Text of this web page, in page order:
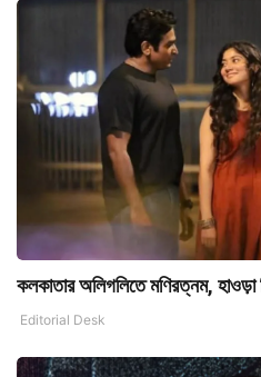
কলকাতার অলিগলিতে মণিরত্নম, হাওড়া
Editorial Desk